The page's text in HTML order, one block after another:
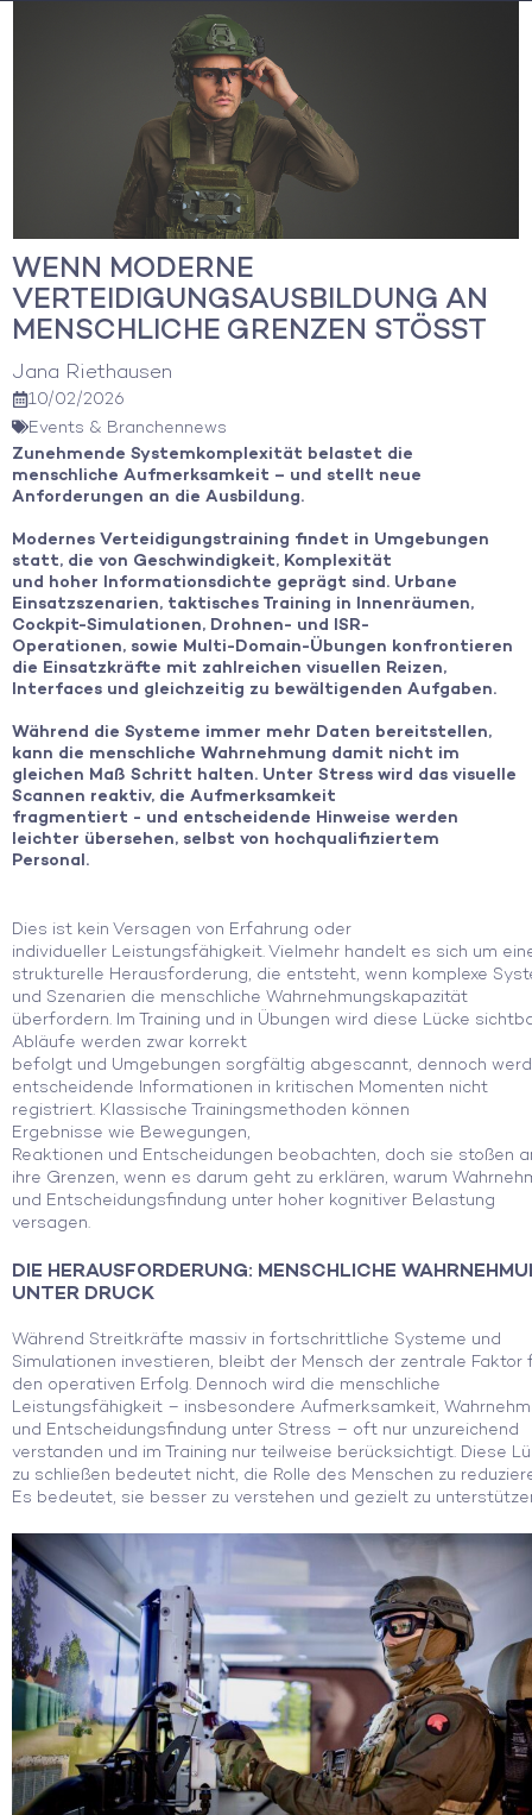
WENN MODERNE
VERTEIDIGUNGSAUSBILDUNG AN
MENSCHLICHE GRENZEN STÖSST
Jana Riethausen
10/02/2026
Events & Branchennews
Zunehmende Systemkomplexität belastet die
menschliche Aufmerksamkeit – und stellt neue
Anforderungen an die Ausbildung.
Modernes Verteidigungstraining findet in Umgebungen
statt, die von Geschwindigkeit, Komplexität
und hoher Informationsdichte geprägt sind. Urbane
Einsatzszenarien, taktisches Training in Innenräumen,
Cockpit-Simulationen, Drohnen- und ISR-
Operationen, sowie Multi-Domain-Übungen konfrontieren
die Einsatzkräfte mit zahlreichen visuellen Reizen,
Interfaces und gleichzeitig zu bewältigenden Aufgaben.
Während die Systeme immer mehr Daten bereitstellen,
kann die menschliche Wahrnehmung damit nicht im
gleichen Maß Schritt halten. Unter Stress wird das visuelle
Scannen reaktiv, die Aufmerksamkeit
fragmentiert - und entscheidende Hinweise werden
leichter übersehen, selbst von hochqualifiziertem
Personal.
Dies ist kein Versagen von Erfahrung oder
individueller Leistungsfähigkeit.Vielmehr handelt es sich um
strukturelle Herausforderung, die entsteht, wenn komplexe
und Szenarien die menschliche Wahrnehmungskapazität
überfordern. Im Training und in Übungen wird diese Lücke
Abläufe werden zwar korrekt
befolgt und Umgebungen sorgfältig abgescannt, dennoch
entscheidende Informationen in kritischen Momenten nicht
registriert. Klassische Trainingsmethoden können
Ergebnisse wie Bewegungen,
Reaktionen und Entscheidungen beobachten, doch sie stoßen
ihre Grenzen, wenn es darum geht zu erklären, warum
und Entscheidungsfindung unter hoher kognitiver Belastung
versagen.
DIE HERAUSFORDERUNG: MENSCHLICHE
UNTER DRUCK
Während Streitkräfte massiv in fortschrittliche Systeme und
Simulationen investieren, bleibt der Mensch der zentrale Faktor
den operativen Erfolg. Dennoch wird die menschliche
Leistungsfähigkeit – insbesondere Aufmerksamkeit,
und Entscheidungsfindung unter Stress – oft nur unzureichend
verstanden und im Training nur teilweise berücksichtigt. Diese
zu schließen bedeutet nicht, die Rolle des Menschen zu
Es bedeutet, sie besser zu verstehen und gezielt zu